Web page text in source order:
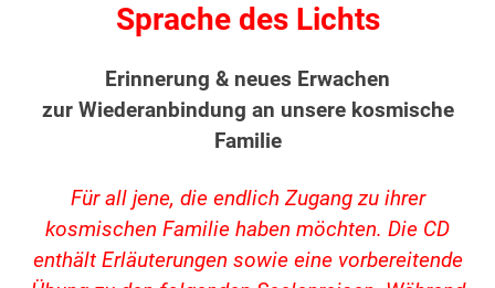
Sprache des Lichts
Erinnerung & neues Erwachen
zur Wiederanbindung an unsere kosmische
Familie
Für all jene, die endlich Zugang zu ihrer
kosmischen Familie haben möchten. Die CD
enthält Erläuterungen sowie eine vorbereitende